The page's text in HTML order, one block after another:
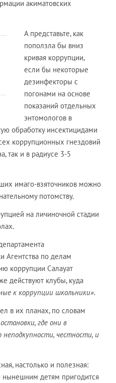
акиматовских
А представьте, как
поползла бы вниз
кривая коррупции,
если бы некоторые
дезинфекторы с
погонами на основе
показаний отдельных
энтомологов в
обработку инсектицидами
коррупционных гнездовий
так и в радиусе 3-5
имаго-взяточников можно
потомству.
на личиночной стадии
Агентства по делам
коррупции Салауат
действуют клубы, куда
к коррупции школьники».
в их планах, по словам
где они в
честности, и
настолько и полезная:
нынешним детям пригодится